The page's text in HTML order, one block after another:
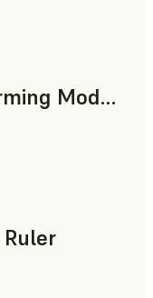
Fast Model Thermoforming Model